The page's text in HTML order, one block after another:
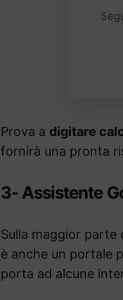
Prova a digitare
fornirà una pronta
3- Assistente
Sulla maggior parte
è anche un portale
porta ad alcune